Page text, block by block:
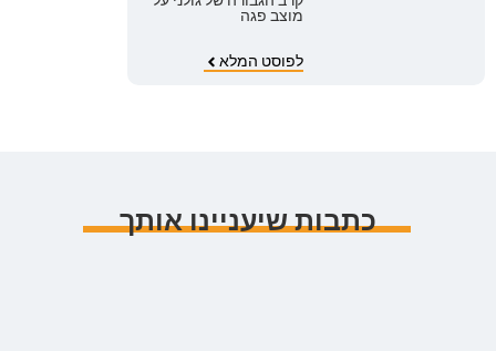
מוצב פגה
לפוסט המלא
כתבות שיעניינו אותך